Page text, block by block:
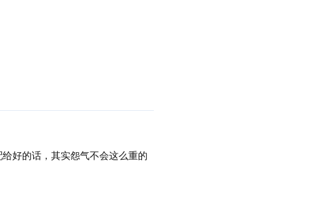
好的话，其实怨气不会这么重的